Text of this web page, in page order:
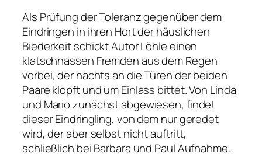
Als Prüfung der Toleranz gegenüber dem
Eindringen in ihren Hort der häuslichen
Biederkeit schickt Autor Löhle einen
klatschnassen Fremden aus dem Regen
vorbei, der nachts an die Türen der beiden
Paare klopft und um Einlass bittet. Von Linda
und Mario zunächst abgewiesen, findet
dieser Eindringling, von dem nur geredet
wird, der aber selbst nicht auftritt,
schließlich bei Barbara und Paul Aufnahme.